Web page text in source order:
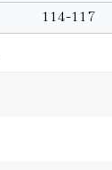
114-117